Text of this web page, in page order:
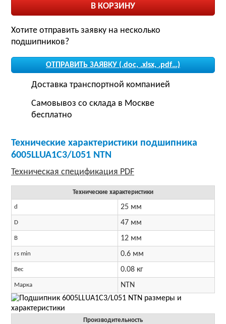
Хотите отправить заявку на несколько
подшипников?
ОТПРАВИТЬ ЗАЯВКУ (.doc, .xlsx, .pdf…)
Доставка транспортной компанией
Самовывоз со склада в Москве
бесплатно
Технические характеристики подшипника
6005LLUA1C3/L051 NTN
Технические характеристики
d 25 мм
D 47 мм
B 12 мм
rs min 0.6 мм
Вес 0.08 кг
Марка NTN
Производительность